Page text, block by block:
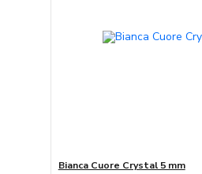
Bianca Cuore Crystal 5 mm